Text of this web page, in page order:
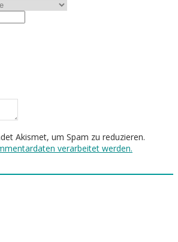
Akismet, um Spam zu reduzieren.
verarbeitet werden.